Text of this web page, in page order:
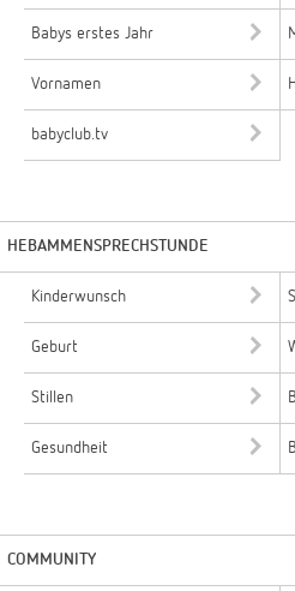
Babys erstes Jahr
Vornamen
babyclub.tv
HEBAMMENSPRECHSTUNDE
Kinderwunsch
Geburt
Stillen
Gesundheit
COMMUNITY